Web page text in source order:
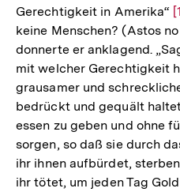
Gerechtigkeit in Amerika“
keine Menschen? (Astos
donnerte er anklagend.
mit welcher Gerechtigkeit
grausamer und
bedrückt und gequält
essen zu geben und ohne
sorgen, so daß sie durch
ihr ihnen aufbürdet,
ihr tötet, um jeden Tag